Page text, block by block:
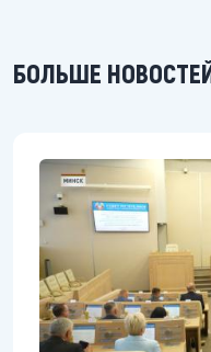
БОЛЬШЕ